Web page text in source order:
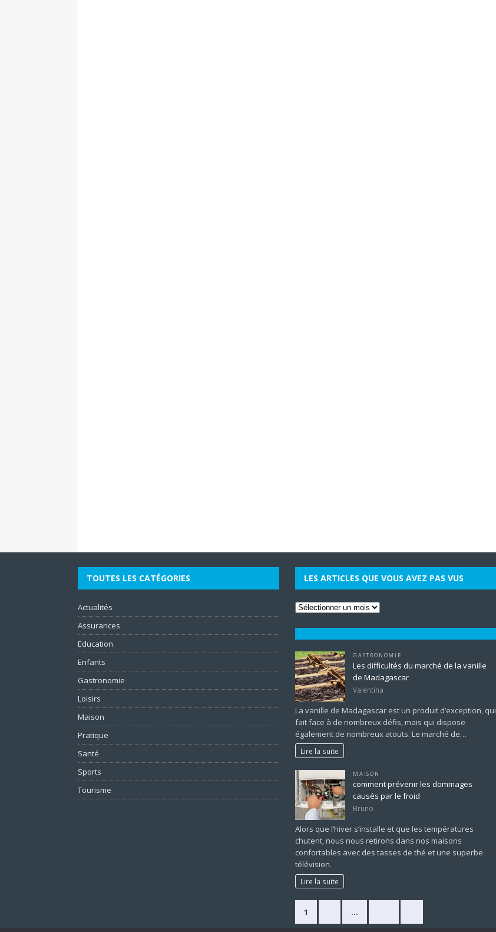
TOUTES LES CATÉGORIES
Actualités
Assurances
Education
Enfants
Gastronomie
Loisirs
Maison
Pratique
Santé
Sports
Tourisme
LES ARTICLES QUE VOUS AVEZ PAS VUS
GASTRONOMIE
Les difficultés du marché de la vanille
de Madagascar
Valentina
La vanille de Madagascar est un produit d’exception, qui
fait face à de nombreux défis, mais qui dispose
également de nombreux atouts. Le marché de…
Lire la suite
MAISON
comment prévenir les dommages
causés par le froid
Bruno
Alors que l’hiver s’installe et que les températures
chutent, nous nous retirons dans nos maisons
confortables avec des tasses de thé et une superbe
télévision.
Lire la suite
1 …